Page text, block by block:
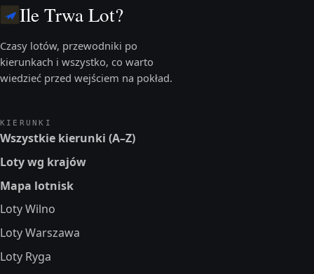
Ile Trwa Lot?
Czasy lotów, przewodniki po
kierunkach i wszystko, co warto
wiedzieć przed wejściem na pokład.
KIERUNKI
Wszystkie kierunki (A–Z)
Loty wg krajów
Mapa lotnisk
Loty Wilno
Loty Warszawa
Loty Ryga